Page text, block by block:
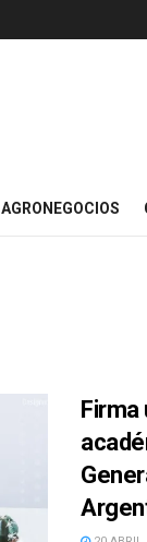
AGRONEGOCIOS
Firma